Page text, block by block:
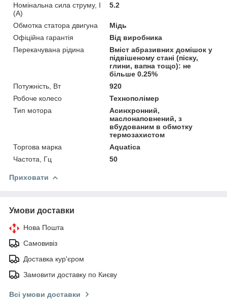
Номінальна сила струму, I
(А)
5.2
Обмотка статора двигуна
Мідь
Офіційна гарантія
Від виробника
Перекачувана рідина
Вміст абразивних домішок у
підвішеному стані (піску,
глини, вапна тощо): не
більше 0.25%
Потужність, Вт
920
Робоче колесо
Технополімер
Тип мотора
Асинхронний,
маслонаповнений, з
вбудованим в обмотку
термозахистом
Торгова марка
Aquatica
Частота, Гц
50
Приховати
Умови доставки
Нова Пошта
Самовивіз
Доставка кур'єром
Замовити доставку по Києву
Всі умови доставки